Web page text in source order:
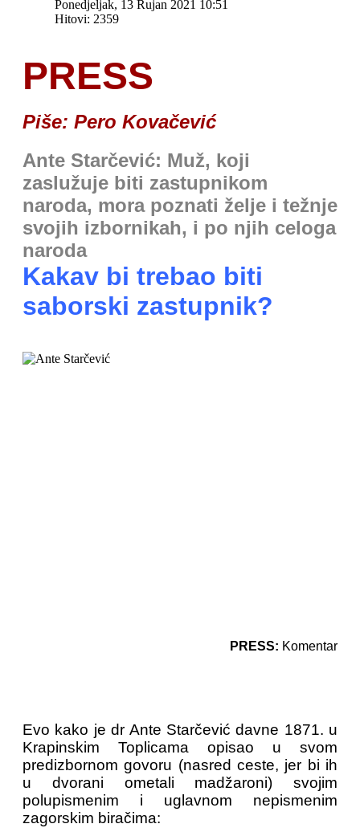
Ponedjeljak, 13 Rujan 2021 10:51
Hitovi: 2359
PRESS
Piše: Pero Kovačević
Ante Starčević: Muž, koji
zaslužuje biti zastupnikom
naroda, mora poznati želje i težnje
svojih izbornikah, i po njih celoga
naroda
Kakav bi trebao biti
saborski zastupnik?
PRESS: Komentar
Evo kako je dr Ante Starčević davne 1871. u
Krapinskim Toplicama opisao u svom
predizbornom govoru (nasred ceste, jer bi ih
u dvorani ometali madžaroni) svojim
polupismenim i uglavnom nepismenim
zagorskim biračima: